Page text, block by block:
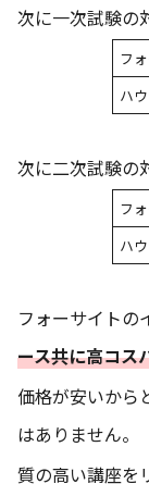
次に一次試験の
フ
ハ
次に二次試験の
フ
ハ
フォーサイトの
ース共に高コス
価格が安いから
はありません。
質の高い講座を